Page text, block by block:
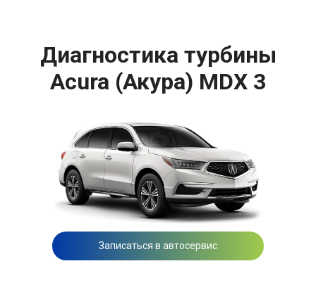
Диагностика турбины
Acura (Акура) MDX 3
Записаться в автосервис